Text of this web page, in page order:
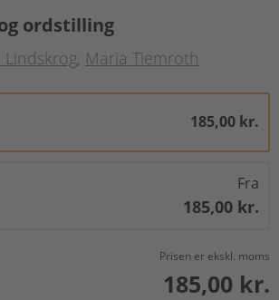
ordstilling
Lindskrog Maria Tiemroth
185,00 kr.
Fra
185,00 kr.
Prisen er ekskl. moms
185,00 kr.